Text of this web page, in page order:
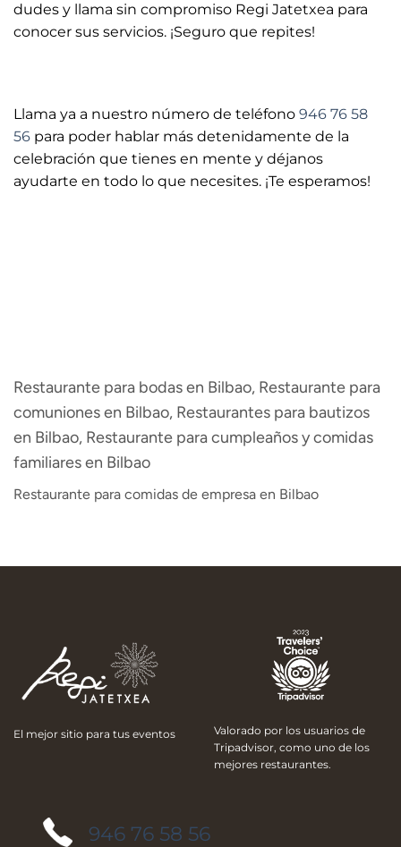
dudes y llama sin compromiso Regi Jatetxea para
conocer sus servicios. ¡Seguro que repites!
Llama ya a nuestro número de teléfono 946 76 58
56 para poder hablar más detenidamente de la
celebración que tienes en mente y déjanos
ayudarte en todo lo que necesites. ¡Te esperamos!
Restaurante para bodas en Bilbao, Restaurante para
comuniones en Bilbao, Restaurantes para bautizos
en Bilbao, Restaurante para cumpleaños y comidas
familiares en Bilbao
Restaurante para comidas de empresa en Bilbao
El mejor sitio para tus eventos
Valorado por los usuarios de
Tripadvisor, como uno de los
mejores restaurantes.
946 76 58 56